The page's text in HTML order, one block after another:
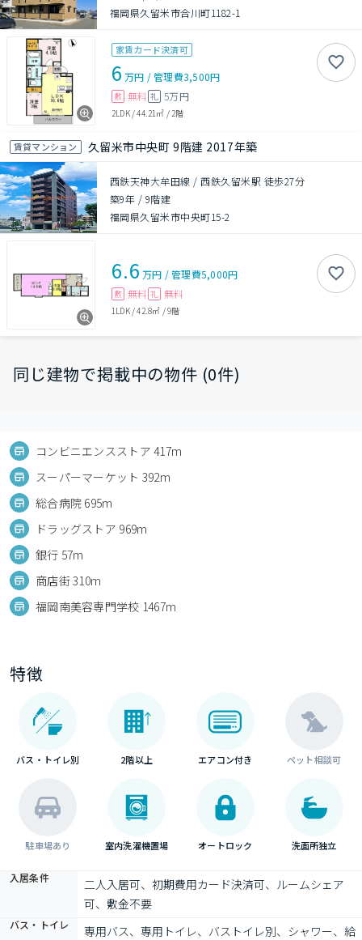
福岡県久留米市合川町1182-1
家賃カード決済可
6 万円 /管理費3,500円
敷 無料 礼 5万円
2LDK/44.21㎡ /2階
賃貸マンション 久留米市中央町 9階建 2017年築
西鉄天神大牟田線 / 西鉄久留米駅 徒歩27分
築9年 / 9階建
福岡県久留米市中央町15-2
6.6 万円 /管理費5,000円
敷 無料 礼 無料
1LDK/42.8㎡ /9階
同じ建物で掲載中の物件 (0件)
コンビニエンスストア 417m
スーパーマーケット 392m
総合病院 695m
ドラッグストア 969m
銀行 57m
商店街 310m
福岡南美容専門学校 1467m
特徴
バス・トイレ別 2階以上 エアコン付き ペット相談可
駐車場あり 室内洗濯機置場 オートロック 洗面所独立
入居条件
二人入居可、初期費用カード決済可、ルームシェア
可、敷金不要
バス・トイレ
専用バス、専用トイレ、バストイレ別、シャワー、給